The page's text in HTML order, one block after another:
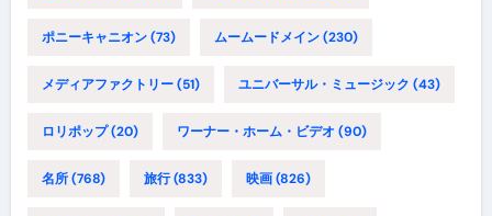
ポニーキャニオン(73) ムームードメイン(230)
メディアファクトリー(51) ユニバーサル・ミュージック (43)
ロリポップ(20) ワーナー・ホーム・ビデオ (90)
名所(768) 旅行(833) 映画(826)